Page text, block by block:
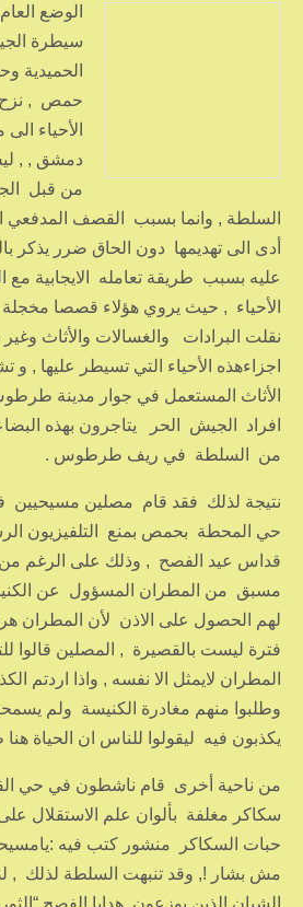
الوضع
سيطرة
الحميدية
حمص ,
الأحياء
دمشق , ,
من قبل
السلطة , وانما بسبب القصف المدفعي
أدى الى تهديمها دون الحاق ضرر يذكر
عليه بسبب طريقة تعامله الايجابية
الأحياء , حيث يروي هؤلاء قصصا مخجلة
نقلت البرادات والغسالات والأثاث
اجزاءهذه الأحياء التي تسيطر عليها , و
الأثاث المستعمل في جوار مدينة
افراد الجيش الحر يتاجرون بهذه
من السلطة في ريف طرطوس .
نتيجة لذلك فقد قام مصلين مسيحيين
حي المحطة بحمص بمنع التلفيزيون
قداس عيد الفصح , وذلك على الرغم
مسبق من المطران المسؤول عن
لهم الحصول على الاذن لأن المطران
فترة ليست بالقصيرة , المصلين قالوا
المطران لايمثل الا نفسه , واذا اردتم
وطلبوا منهم مغادرة الكنيسة ولم
يكذبون فيه ليقولوا للناس ان الحياة هنا
من ناحية أخرى قام ناشطون في حي
سكاكر مغلفة بألوان علم الاستقلال
حبات السكاكر منشور كتب فيه
مش بشار !, وقد تنبهت السلطة لذلك ,
الشبان الذين يوزعون هدايا الفصح